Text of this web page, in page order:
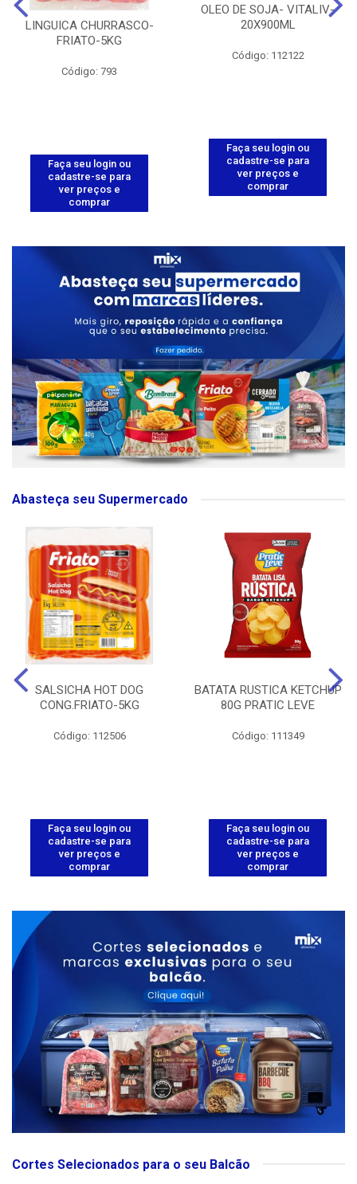
LINGUICA CHURRASCO-
FRIATO-5KG
Código: 793
Faça seu login ou
cadastre-se para
ver preços e
comprar
OLEO DE SOJA- VITALIV-
20X900ML
Código: 112122
Faça seu login ou
cadastre-se para
ver preços e
comprar
Abasteça seu Supermercado
SALSICHA HOT DOG
CONG.FRIATO-5KG
Código: 112506
Faça seu login ou
cadastre-se para
ver preços e
comprar
BATATA RUSTICA KETCHUP
80G PRATIC LEVE
Código: 111349
Faça seu login ou
cadastre-se para
ver preços e
comprar
Cortes Selecionados para o seu Balcão